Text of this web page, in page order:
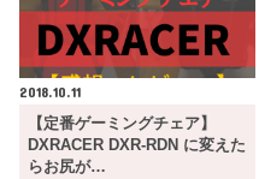
2018.10.11
【定番ゲーミングチェア】
DXRACER DXR-RDN に変えた
らお尻が…